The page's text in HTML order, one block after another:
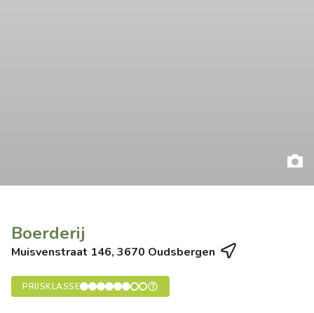
Boerderij
Muisvenstraat 146, 3670 Oudsbergen
PRIJSKLASSE